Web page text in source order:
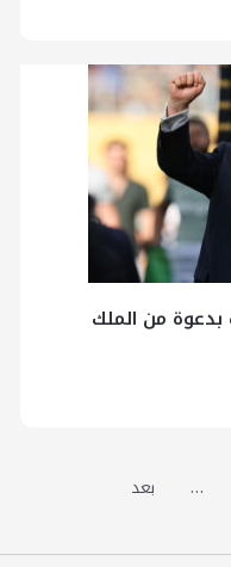
بدعوة من الملك
… بعد